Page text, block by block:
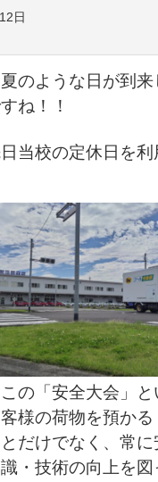
日
のような日が到
ね！！
当校の定休日を
の「安全大会」と
様の荷物を預かる
だけでなく、常
・技術の向上を図